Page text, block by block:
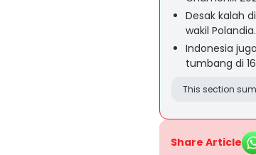
Desak kalah
wakil Polandia.
Indonesia
tumbang di
This section
Share Article